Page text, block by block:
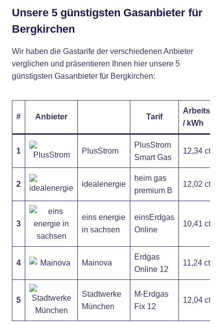
Unsere 5 günstigsten Gasanbieter für
Bergkirchen
Wir haben die Gastarife der verschiedenen Anbieter
verglichen und präsentieren Ihnen hier unsere 5
günstigsten Gasanbieter für Bergkirchen:
# Anbieter Tarif
/ kWh
1 PlusStrom
PlusStrom
Smart Gas
12,34 ct
2 idealenergie
heim gas
premium B
12,02 ct
3
eins energie
in sachsen
einsErdgas
Online
10,41 ct
4 Mainova
Erdgas
Online 12
11,24 ct
5
Stadtwerke
München
M-Erdgas
Fix 12
12,04 ct